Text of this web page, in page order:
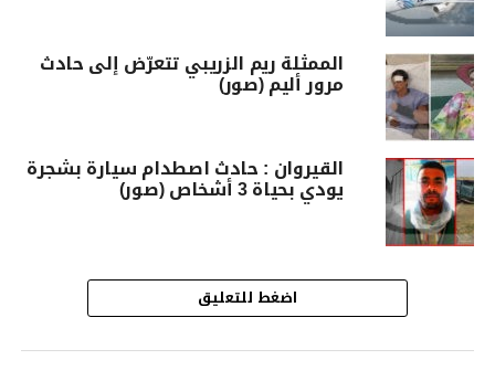
الممثلة ريم الزريبي تتعرّض إلى حادث
مرور أليم (صور)
القيروان : حادث اصطدام سيارة بشجرة
يودي بحياة 3 أشخاص (صور)
اضغط للتعليق